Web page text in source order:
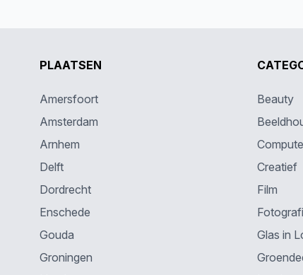
PLAATSEN
Amersfoort
Amsterdam
Arnhem
Delft
Dordrecht
Enschede
Gouda
Groningen
Beauty
Creatief
Film
Glas in